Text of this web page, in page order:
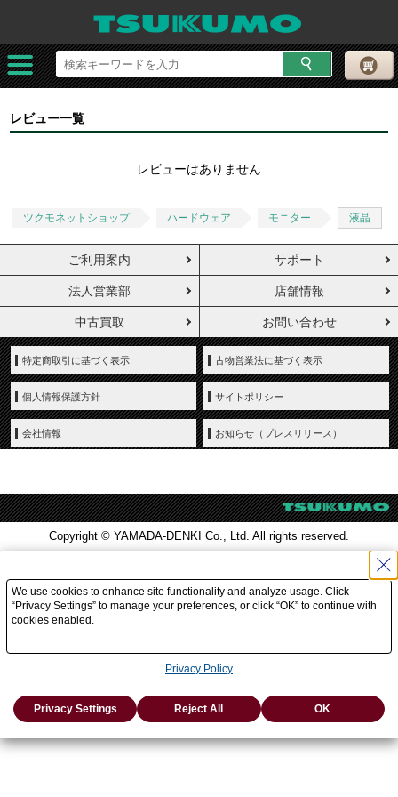
レビュー一覧
レビューはありません
ツクモネットショップ ハードウェア モニター 液晶
ご利用案内 サポート
法人営業部 店舗情報
中古買取 お問い合わせ
特定商取引に基づく表示 古物営業法に基づく表示
個人情報保護方針 サイトポリシー
会社情報 お知らせ（プレスリリース）
Copyright © YAMADA-DENKI Co., Ltd. All rights reserved.
We use cookies to enhance site functionality and analyze usage. Click
“Privacy Settings” to manage your preferences, or click “OK” to continue with
cookies enabled.
Privacy Policy
Privacy Settings Reject All OK